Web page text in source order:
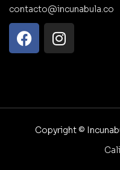
contacto@incunabula.co
Copyright ©